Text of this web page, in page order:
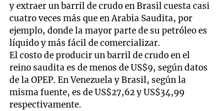
y extraer un barril de crudo en Brasil cuesta casi
cuatro veces más que en Arabia Saudita, por
ejemplo, donde la mayor parte de su petróleo es
líquido y más fácil de comercializar.
El costo de producir un barril de crudo en el
reino saudita es de menos de US$9, según datos
de la OPEP. En Venezuela y Brasil, según la
misma fuente, es de US$27,62 y US$34,99
respectivamente.